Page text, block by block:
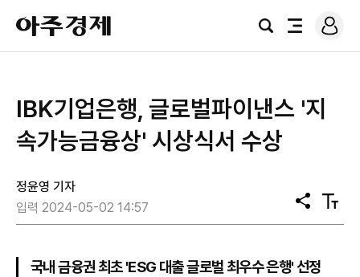
아
주
경
검
전
로
그
IBK기업은행, 글로벌파이낸스 '지
속가능금융상' 시상식서 수상
정윤영 기자
입력 2024-05-02 14:57
공
유
텍
스
국내 금융권 최초 'ESG 대출 글로벌 최우수 은행' 선정